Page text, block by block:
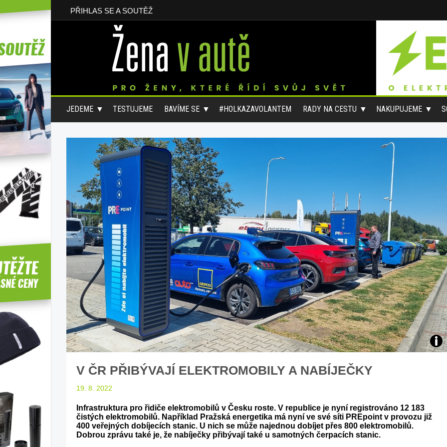
PŘIHLAS SE A SOUTĚŽ
JEDEME TESTUJEME BAVÍME SE #HOLKAZAVOLANTEM RADY NA CESTU NAKUPUJEME
foto
V ČR PŘIBÝVAJÍ ELEKTROMOBILY A NABÍJEČKY
19. 8. 2022
Infrastruktura pro řidiče elektromobilů v Česku roste. V republice je nyní registrováno 12 183
čistých elektromobilů. Například Pražská energetika má nyní ve své síti PREpoint v provozu již
400 veřejných dobíjecích stanic. U nich se může najednou dobíjet přes 800 elektromobilů.
Dobrou zprávu také je, že nabíječky přibývají také u samotných čerpacích stanic.
laické veřejnosti
Inteligentní průvodce světem
elektromobility
sleduj náš web ELenka.cz
Základy správného poutání
autosedačky
stručně o autosedačkách
Zabavte děti na cestách
překvapivé rady pro